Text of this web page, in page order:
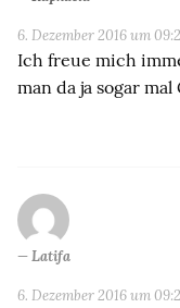
6. Dezember 2016 um
Ich freue mich
man da ja sogar mal
Latifa
6. Dezember 2016 um